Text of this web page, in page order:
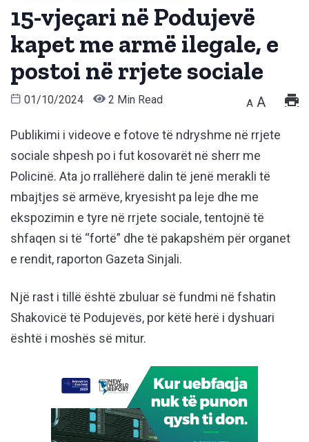
15-vjeçari në Podujevë
kapet me armë ilegale, e
postoi në rrjete sociale
01/10/2024 2 Min Read A A
Publikimi i videove e fotove të ndryshme në rrjete
sociale shpesh po i fut kosovarët në sherr me
Policinë. Ata jo rrallëherë dalin të jenë merakli të
mbajtjes së armëve, kryesisht pa leje dhe me
ekspozimin e tyre në rrjete sociale, tentojnë të
shfaqen si të “fortë” dhe të pakapshëm për organet
e rendit, raporton Gazeta Sinjali.
Një rast i tillë është zbuluar së fundmi në fshatin
Shakovicë të Podujevës, por këtë herë i dyshuari
është i moshës së mitur.